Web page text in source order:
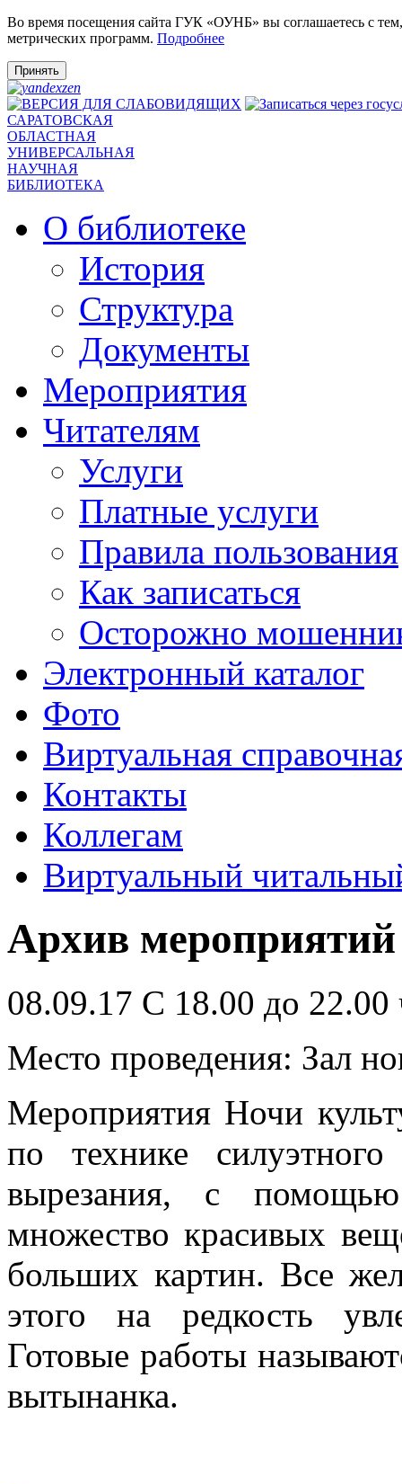
Во время посещения сайта ГУК «ОУНБ» вы соглашаетесь с
метрических программ. Подробнее
Принять
САРАТОВСКАЯ
ОБЛАСТНАЯ
УНИВЕРСАЛЬНАЯ
НАУЧНАЯ
БИБЛИОТЕКА
О библиотеке
История
Структура
Документы
Мероприятия
Читателям
Услуги
Платные услуги
Правила пользования
Как записаться
Осторожно
Электронный каталог
Фото
Виртуальная
Контакты
Коллегам
Виртуальный
Архив мероприятий
08.09.17 С 18.00 до 22.00
Место проведения: Зал
Мероприятия Ночи
по технике
вырезания, с
множество красивых
больших картин. Все
этого на редкость
Готовые работы
вытынанка.